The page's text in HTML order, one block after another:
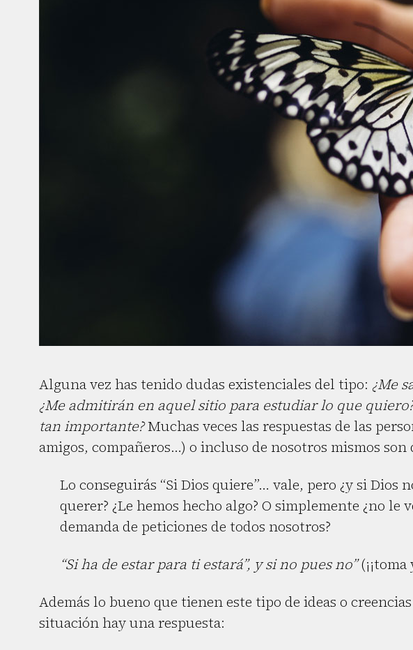
Alguna vez has tenido dudas existenciales del tipo: ¿Me
¿Me admitirán en aquel sitio para estudiar lo que
tan importante?Muchas veces las respuestas de las
amigos, compañeros…) o incluso de nosotros mismos son
Lo conseguirás “Si Dios quiere”… vale, pero ¿y si Dios
querer? ¿Le hemos hecho algo? O simplemente ¿no
demanda de peticiones de todos nosotros?
“Si ha de estar para ti estará”, y si no pues no”
Además lo bueno que tienen este tipo de ideas o
situación hay una respuesta: